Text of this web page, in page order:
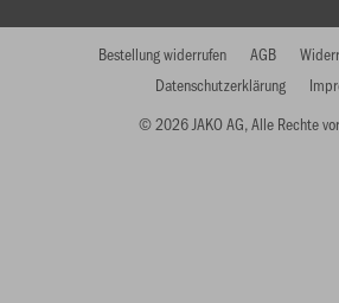
© 2026 JAKO AG, Alle Rechte
Bestellung widerrufen AGB
Datenschutzerklärung